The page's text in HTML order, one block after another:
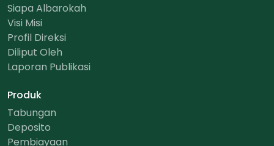
Siapa Albarokah
Visi Misi
Profil Direksi
Diliput Oleh
Laporan Publikasi
Produk
Tabungan
Deposito
Pembiayaan